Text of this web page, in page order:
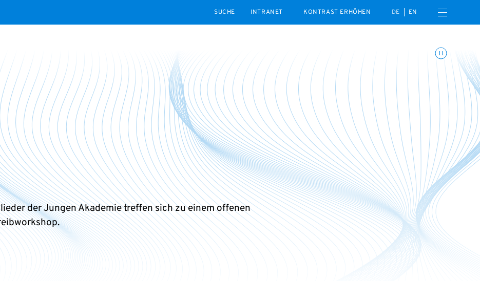
INTRANET
KONTRAST ERHÖHEN DE EN Menü öffnen
Animationen umschalten
der Jungen Akademie treffen sich zu einem offenen